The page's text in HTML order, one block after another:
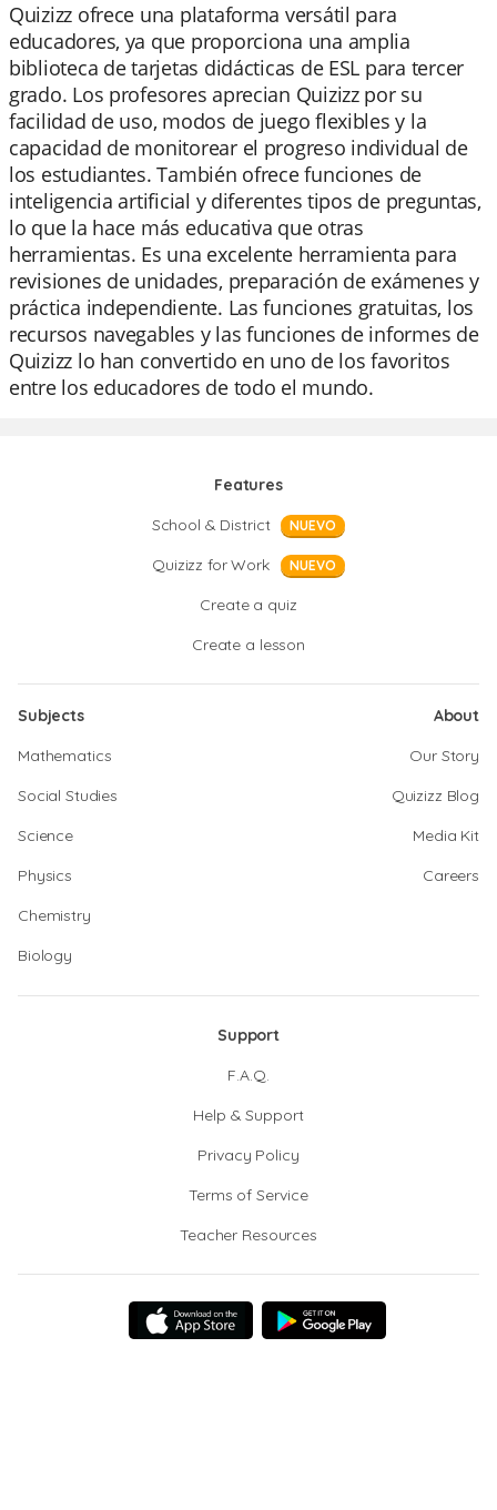
Quizizz ofrece una plataforma versátil para
educadores, ya que proporciona una amplia
biblioteca de tarjetas didácticas de ESL para tercer
grado. Los profesores aprecian Quizizz por su
facilidad de uso, modos de juego flexibles y la
capacidad de monitorear el progreso individual de
los estudiantes. También ofrece funciones de
inteligencia artificial y diferentes tipos de preguntas,
lo que la hace más educativa que otras
herramientas. Es una excelente herramienta para
revisiones de unidades, preparación de exámenes y
práctica independiente. Las funciones gratuitas, los
recursos navegables y las funciones de informes de
Quizizz lo han convertido en uno de los favoritos
entre los educadores de todo el mundo.
Features
School & District
NUEVO
Quizizz for Work NUEVO
Create a quiz
Create a lesson
Subjects
Mathematics
Social Studies
Science
Physics
Chemistry
Biology
About
Our Story
Quizizz Blog
Media Kit
Careers
Support
F.A.Q.
Help & Support
Privacy Policy
Terms of Service
Teacher Resources